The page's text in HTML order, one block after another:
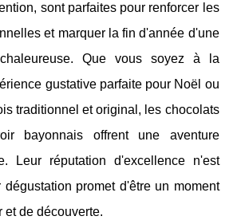
sont parfaites pour renforcer les
et marquer la fin d'année d'une
Que vous soyez à la
gustative parfaite pour Noël ou
traditionnel et original, les chocolats
bayonnais offrent une aventure
Leur réputation d'excellence n'est
promet d'être un moment
de découverte.